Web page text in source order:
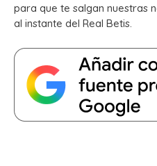
para que te salgan nuestras
al instante del Real Betis.